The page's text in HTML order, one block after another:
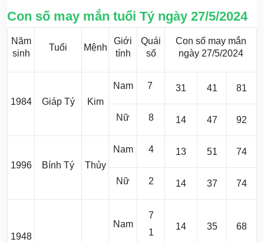
Con số may mắn tuổi Tý ngày 27/5/2024
Năm
sinh
Tuổi Mệnh
Giới
tính
Quái
số
Con số may mắn
ngày 27/5/2024
1984 Giáp Tý Kim
Nam 7 31 41 81
Nữ 8 14 47 92
1996 Bính Tý Thủy
Nam 4 13 51 74
Nữ 2 14 37 74
1948
Nam
7
1
14 35 68